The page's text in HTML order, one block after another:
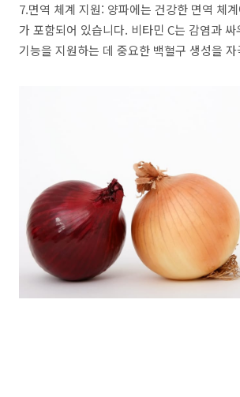
7.면역 체계 지원: 양파에는 건강한 면역 체
가 포함되어 있습니다. 비타민 C는 감염과
기능을 지원하는 데 중요한 백혈구 생성을 자